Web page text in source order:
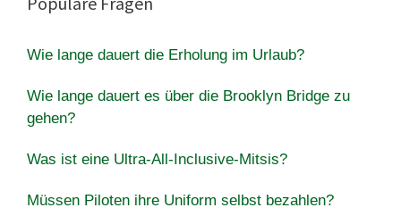
Wie lange dauert die Erholung im Urlaub?
Wie lange dauert es über die Brooklyn Bridge zu
gehen?
Was ist eine Ultra-All-Inclusive-Mitsis?
Müssen Piloten ihre Uniform selbst bezahlen?